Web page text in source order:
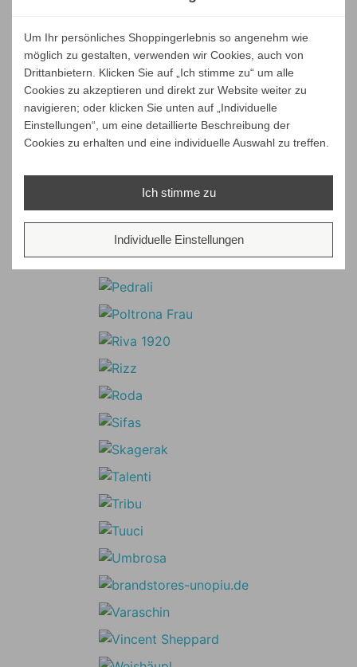
Um Ihr persönliches Shoppingerlebnis so angenehm wie
möglich zu gestalten, verwenden wir Cookies, auch von
Drittanbietern. Klicken Sie auf „Ich stimme zu“ um alle
Cookies zu akzeptieren und direkt zur Website weiter zu
navigieren; oder klicken Sie unten auf „Individuelle
Einstellungen“, um eine detaillierte Beschreibung der
Cookies zu erhalten und eine individuelle Auswahl zu treffen.
Ich stimme zu
Individuelle Einstellungen